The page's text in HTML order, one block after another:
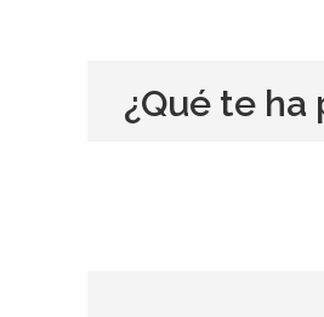
¿Qué te